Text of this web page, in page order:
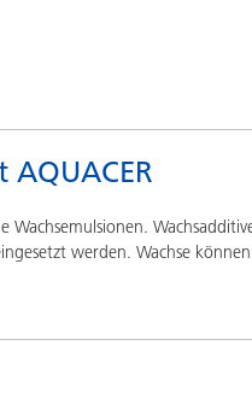
Wachsemulsionen.
werden. Wachse